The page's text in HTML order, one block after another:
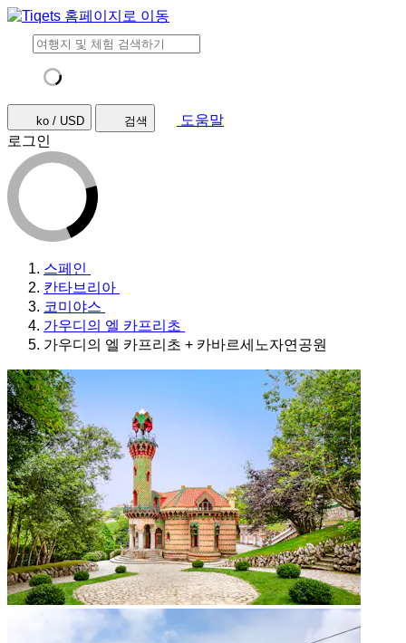
ko / USD 검색
도움말
로그인
스페인
칸타브리아
코미야스
가우디의 엘 카프리초
가우디의 엘 카프리초 + 카바르세노자연공원